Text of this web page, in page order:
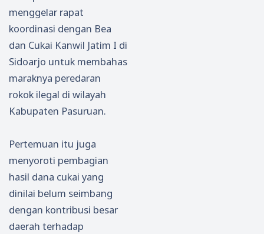
menggelar rapat
koordinasi dengan Bea
dan Cukai Kanwil Jatim I di
Sidoarjo untuk membahas
maraknya peredaran
rokok ilegal di wilayah
Kabupaten Pasuruan.
Pertemuan itu juga
menyoroti pembagian
hasil dana cukai yang
dinilai belum seimbang
dengan kontribusi besar
daerah terhadap